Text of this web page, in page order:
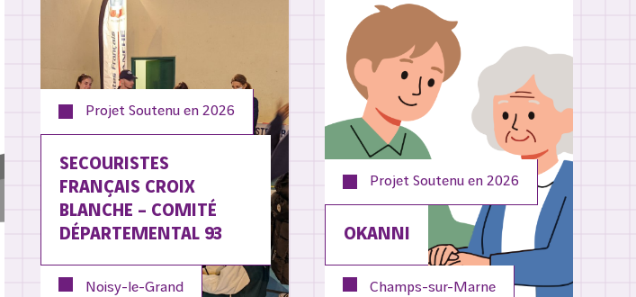
Projet Soutenu en 2026
SECOURISTES
FRANÇAIS CROIX
BLANCHE – COMITÉ
DÉPARTEMENTAL 93
Noisy-le-Grand
Projet Soutenu en 2026
OKANNI
Champs-sur-Marne